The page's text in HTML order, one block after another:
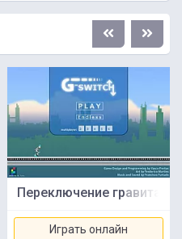
Переключение
Играть онлайн